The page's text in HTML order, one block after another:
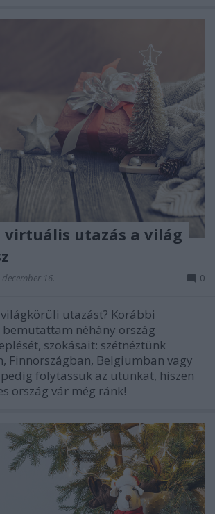
virtuális utazás a világ
16. 0
utazást? Korábbi
néhány ország
szokásait: szétnéztünk
Finnországban, Belgiumban vagy
folytassuk az utunkat, hiszen
ország vár még ránk!